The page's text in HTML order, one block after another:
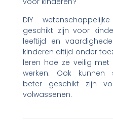
DIY
geschikt zijn voor
leeftijd en
kinderen altijd onder
leren hoe ze veilig met
werken. Ook kunnen
beter geschikt zijn
volwassenen.